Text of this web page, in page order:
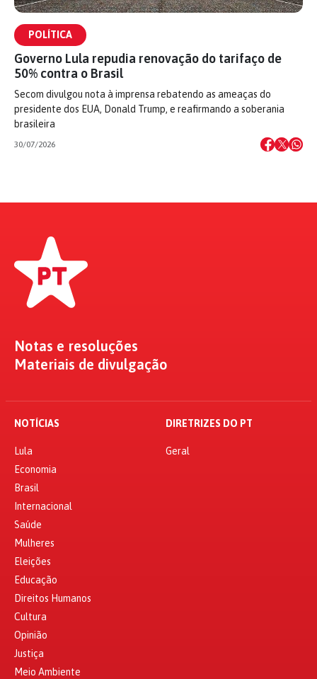
POLÍTICA
Governo Lula repudia renovação do tarifaço de
50% contra o Brasil
Secom divulgou nota à imprensa rebatendo as ameaças do
presidente dos EUA, Donald Trump, e reafirmando a soberania
brasileira
30/07/2026
Notas e resoluções
Materiais de divulgação
NOTÍCIAS
Lula
Economia
Brasil
Internacional
Saúde
Mulheres
Eleições
Educação
Direitos Humanos
Cultura
Opinião
Justiça
Meio Ambiente
DIRETRIZES DO PT
Geral